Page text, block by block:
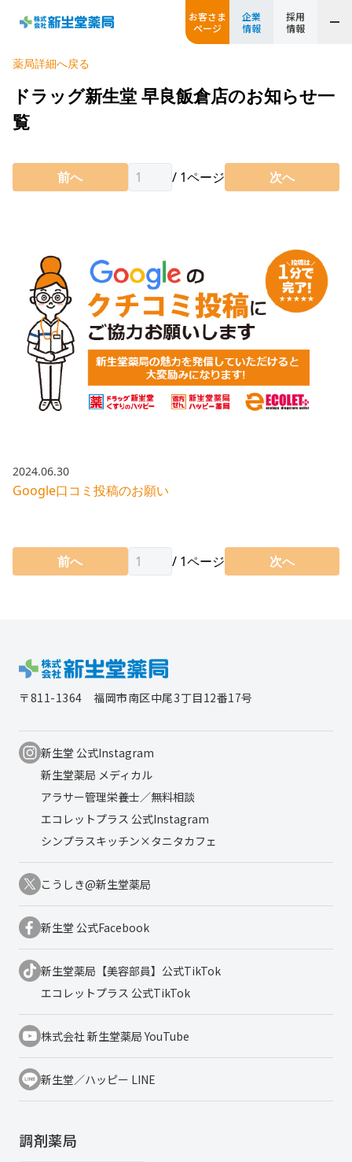
お客さま
ページ
企業
情報
採用
情報
薬局詳細へ戻る
ドラッグ新生堂 早良飯倉店のお知らせ一
覧
前へ / 1ページ 次へ
2024.06.30
Google口コミ投稿のお願い
前へ / 1ページ 次へ
〒811-1364 福岡市南区中尾3丁目12番17号
新生堂 公式Instagram
新生堂薬局 メディカル
アラサー管理栄養士／無料相談
エコレットプラス 公式Instagram
シンプラスキッチン×タニタカフェ
こうしき@新生堂薬局
新生堂 公式Facebook
新生堂薬局【美容部員】公式TikTok
エコレットプラス 公式TikTok
株式会社 新生堂薬局 YouTube
新生堂／ハッピー LINE
調剤薬局